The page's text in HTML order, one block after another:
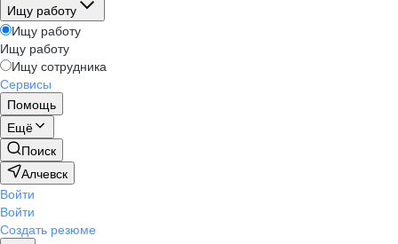
Ищу работу
Ищу работу
Ищу работу
Ищу сотрудника
Сервисы
Помощь
Ещё
Поиск
Алчевск
Войти
Войти
Создать резюме